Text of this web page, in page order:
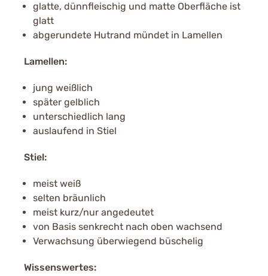
glatte, dünnfleischig und matte Oberfläche ist
glatt
abgerundete Hutrand mündet in Lamellen
Lamellen:
jung weißlich
später gelblich
unterschiedlich lang
auslaufend in Stiel
Stiel:
meist weiß
selten bräunlich
meist kurz/nur angedeutet
von Basis senkrecht nach oben wachsend
Verwachsung überwiegend büschelig
Wissenswertes: